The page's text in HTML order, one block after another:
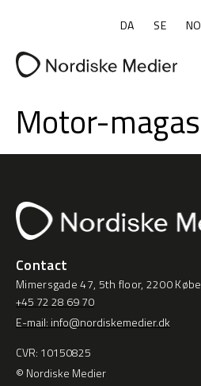
DA SE NO
Motor-
Contact
Mimersgade 47, 5th floor, 2200
+45 72 28 69 70
E-mail: info@nordiskemedier.dk
CVR: 10150825
© Nordiske Medier